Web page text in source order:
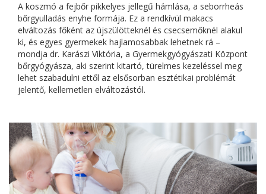
A koszmó a fejbőr pikkelyes jellegű hámlása, a seborrheás
bőrgyulladás enyhe formája. Ez a rendkívül makacs
elváltozás főként az újszülötteknél és csecsemőknél alakul
ki, és egyes gyermekek hajlamosabbak lehetnek rá –
mondja dr. Karászi Viktória, a Gyermekgyógyászati Központ
bőrgyógyásza, aki szerint kitartó, türelmes kezeléssel meg
lehet szabadulni ettől az elsősorban esztétikai problémát
jelentő, kellemetlen elváltozástól.